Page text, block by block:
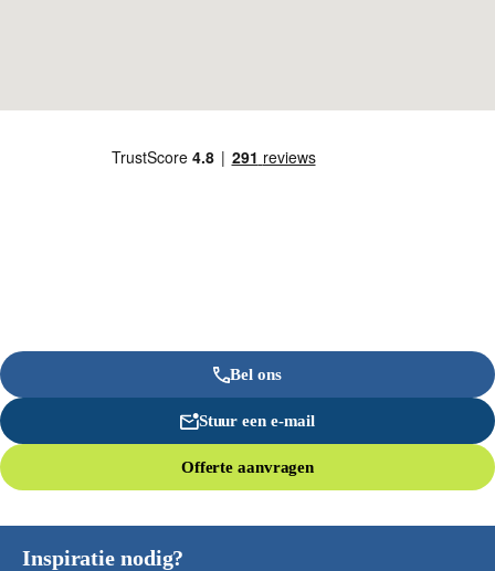
Bel ons
Stuur een e-mail
Offerte aanvragen
Inspiratie nodig?